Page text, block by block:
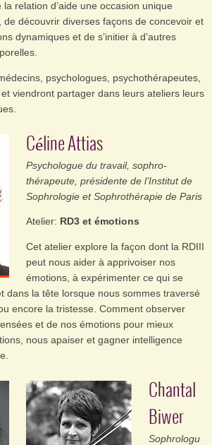
relation d’aide une occasion unique
de découvrir diverses façons de concevoir et
dynamiques et de s’initier à d’autres
psychologues, psychothérapeutes,
viendront partager dans leurs ateliers leurs
Céline Attias
Psychologue du travail, sophro-
thérapeute, présidente de l’Institut de
Sophrologie et Sophrothérapie de Paris
Atelier: RD3 et émotions
Cet atelier explore la façon dont la RDIII
peut nous aider à apprivoiser nos
émotions, à expérimenter ce qui se
dans la tête lorsque nous sommes traversé
encore la tristesse. Comment observer
et de nos émotions pour mieux
nous apaiser et gagner intelligence
Chantal
Biwer
Sophrologu